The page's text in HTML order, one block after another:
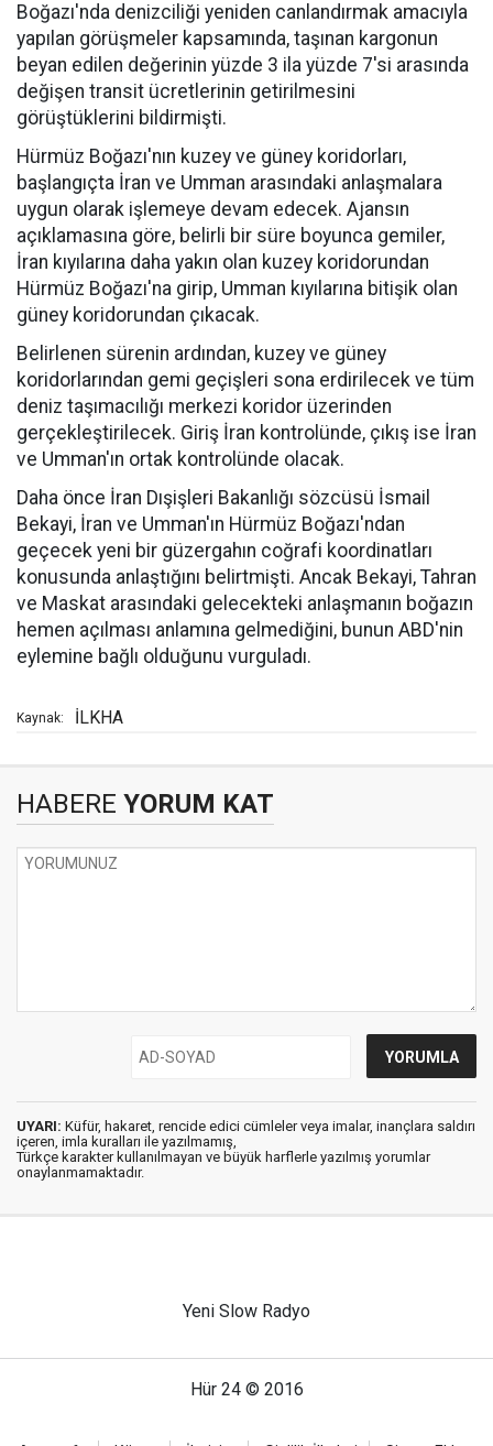
Boğazı'nda denizciliği yeniden canlandırmak amacıyla
yapılan görüşmeler kapsamında, taşınan kargonun
beyan edilen değerinin yüzde 3 ila yüzde 7'si arasında
değişen transit ücretlerinin getirilmesini
görüştüklerini bildirmişti.
Hürmüz Boğazı'nın kuzey ve güney koridorları,
başlangıçta İran ve Umman arasındaki anlaşmalara
uygun olarak işlemeye devam edecek. Ajansın
açıklamasına göre, belirli bir süre boyunca gemiler,
İran kıyılarına daha yakın olan kuzey koridorundan
Hürmüz Boğazı'na girip, Umman kıyılarına bitişik olan
güney koridorundan çıkacak.
Belirlenen sürenin ardından, kuzey ve güney
koridorlarından gemi geçişleri sona erdirilecek ve tüm
deniz taşımacılığı merkezi koridor üzerinden
gerçekleştirilecek. Giriş İran kontrolünde, çıkış ise İran
ve Umman'ın ortak kontrolünde olacak.
Daha önce İran Dışişleri Bakanlığı sözcüsü İsmail
Bekayi, İran ve Umman'ın Hürmüz Boğazı'ndan
geçecek yeni bir güzergahın coğrafi koordinatları
konusunda anlaştığını belirtmişti. Ancak Bekayi, Tahran
ve Maskat arasındaki gelecekteki anlaşmanın boğazın
hemen açılması anlamına gelmediğini, bunun ABD'nin
eylemine bağlı olduğunu vurguladı.
Kaynak: İLKHA
HABERE YORUM KAT
UYARI: Küfür, hakaret, rencide edici cümleler veya imalar, inançlara saldırı
içeren, imla kuralları ile yazılmamış,
Türkçe karakter kullanılmayan ve büyük harflerle yazılmış yorumlar
onaylanmamaktadır.
Yeni Slow Radyo
Hür 24 © 2016